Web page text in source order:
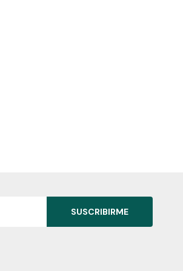
SUSCRIBIRME